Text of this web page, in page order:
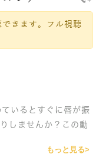
きます。フル視聴
いるとすぐに唇が振
しませんか？この動
と「奏法」実は密接
もっと見る>